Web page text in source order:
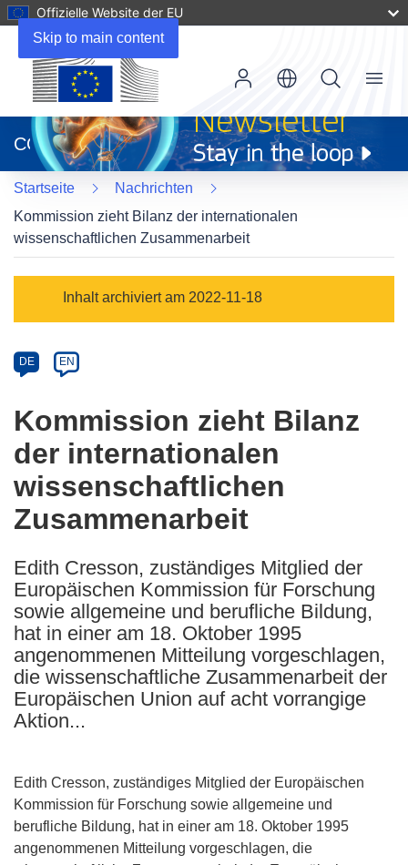
Skip to main content
Offizielle Website der EU
neuem
Fenster)
CORDIS
Menu
Startseite
Nachrichten
Kommission zieht Bilanz der internationalen
wissenschaftlichen Zusammenarbeit
Category
Inhalt archiviert am 2022-11-18
Article
available
the
following
languages:
DE EN
Kommission zieht Bilanz
der internationalen
wissenschaftlichen
Zusammenarbeit
Edith Cresson, zuständiges Mitglied der
Europäischen Kommission für Forschung
sowie allgemeine und berufliche Bildung,
hat in einer am 18. Oktober 1995
angenommenen Mitteilung vorgeschlagen,
die wissenschaftliche Zusammenarbeit der
Europäischen Union auf acht vorrangige
Aktion...
Edith Cresson, zuständiges Mitglied der Europäischen
Kommission für Forschung sowie allgemeine und
berufliche Bildung, hat in einer am 18. Oktober 1995
angenommenen Mitteilung vorgeschlagen, die